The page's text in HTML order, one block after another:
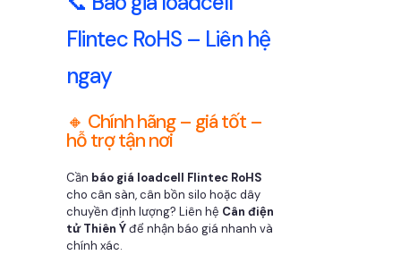
Flintec RoHS – Liên hệ
ngay
🔸 Chính hãng – giá tốt –
hỗ trợ tận nơi
Cần báo giá loadcell Flintec RoHS
cho cân sàn, cân bồn silo hoặc dây
chuyền định lượng? Liên hệ Cân điện
tử Thiên Ýđể nhận báo giá nhanh và
chính xác.